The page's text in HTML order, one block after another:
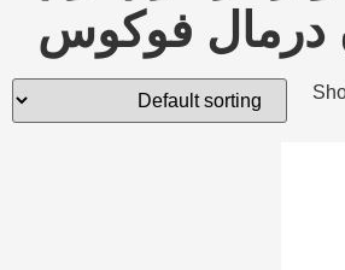
درمال فوکوس